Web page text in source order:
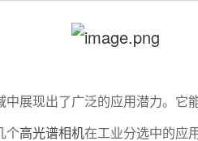
中展现出了广泛的应用潜力。
个高光谱相机在工业分选中的应